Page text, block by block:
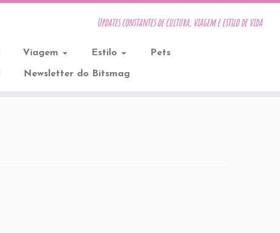
Updates constantes de cultura, viagem e estilo de vida
Viagem Estilo Pets
Newsletter do Bitsmag